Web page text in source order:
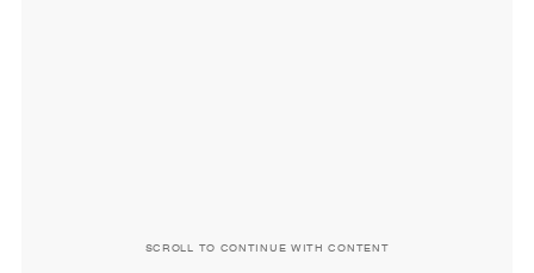
SCROLL TO CONTINUE WITH CONTENT